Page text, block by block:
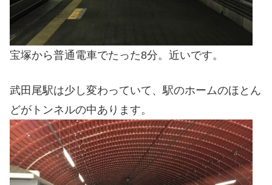
宝塚から普通電車でたった8分。近いです。
武田尾駅は少し変わっていて、駅のホームのほとん
どがトンネルの中あります。